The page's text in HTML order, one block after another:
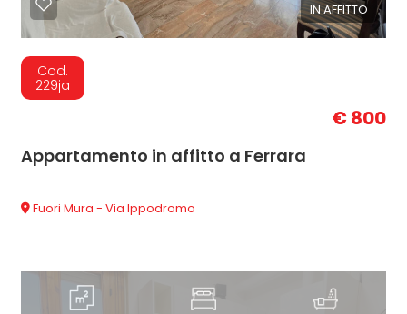
IN AFFITTO
Cod.
229ja
€ 800
Appartamento in affitto a Ferrara
Fuori Mura - Via Ippodromo